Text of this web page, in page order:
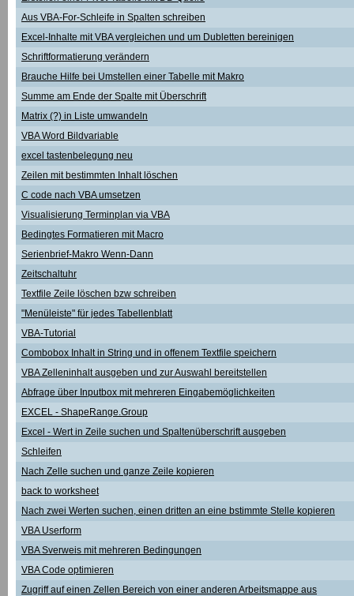
Aus VBA-For-Schleife in Spalten schreiben
Excel-Inhalte mit VBA vergleichen und um Dubletten bereinigen
Schriftformatierung verändern
Brauche Hilfe bei Umstellen einer Tabelle mit Makro
Summe am Ende der Spalte mit Überschrift
Matrix (?) in Liste umwandeln
VBA Word Bildvariable
excel tastenbelegung neu
Zeilen mit bestimmten Inhalt löschen
C code nach VBA umsetzen
Visualisierung Terminplan via VBA
Bedingtes Formatieren mit Macro
Serienbrief-Makro Wenn-Dann
Zeitschaltuhr
Textfile Zeile löschen bzw schreiben
"Menüleiste" für jedes Tabellenblatt
VBA-Tutorial
Combobox Inhalt in String und in offenem Textfile speichern
VBA Zelleninhalt ausgeben und zur Auswahl bereitstellen
Abfrage über Inputbox mit mehreren Eingabemöglichkeiten
EXCEL - ShapeRange.Group
Excel - Wert in Zeile suchen und Spaltenüberschrift ausgeben
Schleifen
Nach Zelle suchen und ganze Zeile kopieren
back to worksheet
Nach zwei Werten suchen, einen dritten an eine bstimmte Stelle kopieren
VBA Userform
VBA Sverweis mit mehreren Bedingungen
VBA Code optimieren
Zugriff auf einen Zellen Bereich von einer anderen Arbeitsmappe aus